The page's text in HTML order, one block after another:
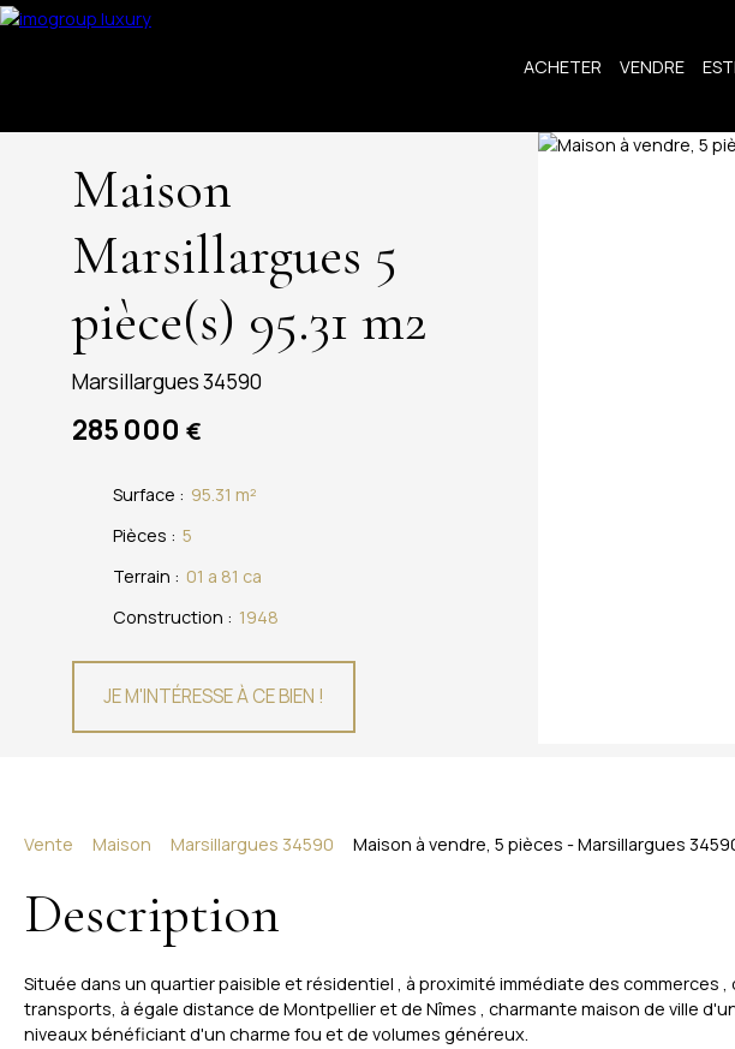
ACHETER VENDRE
Maison
Marsillargues 5
pièce(s) 95.31 m2
Marsillargues 34590
285 000 €
Surface : 95.31 m²
Pièces : 5
Terrain : 01 a 81 ca
Construction : 1948
JE M'INTÉRESSE À CE BIEN !
Vente Maison Marsillargues 34590 Maison à vendre, 5 pièces - Marsillargues
Description
Située dans un quartier paisible et résidentiel , à proximité immédiate des commerces
transports, à égale distance de Montpellier et de Nîmes , charmante maison de ville
niveaux bénéficiant d'un charme fou et de volumes généreux.